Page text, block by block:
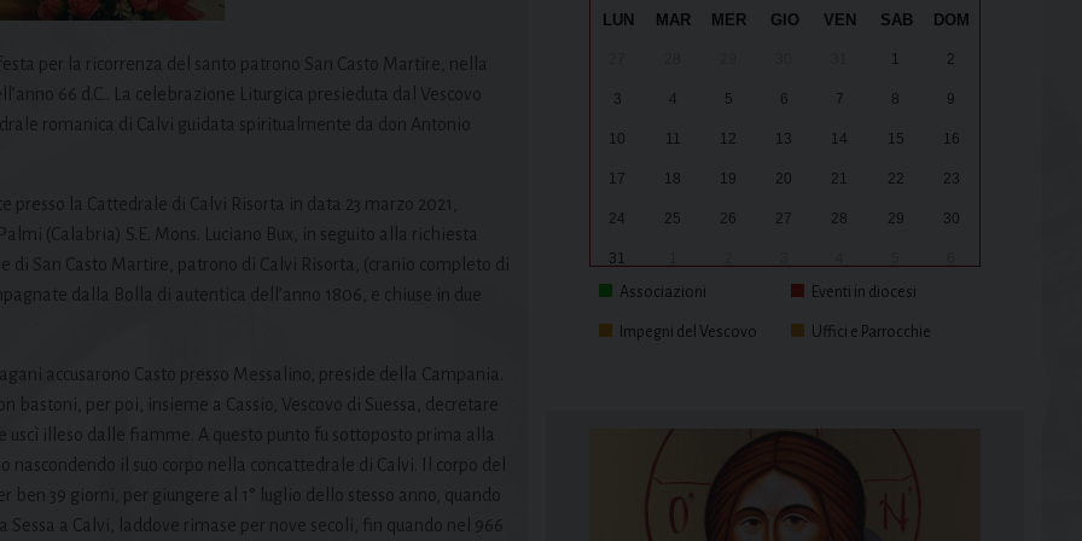
per la ricorrenza del santo patrono San Casto Martire, nella
66 d.C.. La celebrazione Liturgica presieduta dal Vescovo
romanica di Calvi guidata spiritualmente da don Antonio
la Cattedrale di Calvi Risorta in data 23 marzo 2021,
(Calabria) S.E. Mons. Luciano Bux, in seguito alla richiesta
di San Casto Martire, patrono di Calvi Risorta, (cranio completo di
dalla Bolla di autentica dell’anno 1806, e chiuse in due
accusarono Casto presso Messalino, preside della Campania.
bastoni, per poi, insieme a Cassio, Vescovo di Suessa, decretare
illeso dalle fiamme. A questo punto fu sottoposto prima alla
il suo corpo nella concattedrale di Calvi. Il corpo del
39 giorni, per giungere al 1° luglio dello stesso anno, quando
a Calvi, laddove rimase per nove secoli, fin quando nel 966
LUN MAR MER GIO VEN SAB DOM
1 2
3 4 5 6 7 8 9
10 11 12 13 14 15 16
17 18 19 20 21 22 23
24 25 26 27 28 29 30
31
Associazioni
Eventi in diocesi
Impegni del Vescovo Uffici e Parrocchie